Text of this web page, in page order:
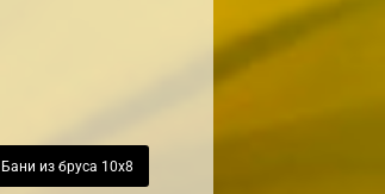
Бани из бруса 10х8